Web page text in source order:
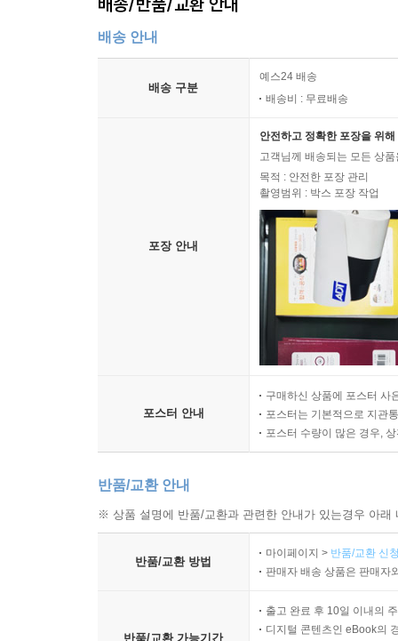
배송 안내
배송 구분
예스24 배송
배송비 : 무료배송
포장 안내
안전하고 정확한 포장을 위
고객님께 배송되는 모든 상
목적 : 안전한 포장 관리
촬영범위 : 박스 포장 작업
포스터 안내
구매하신 상품에 포스터 사
포스터는 기본적으로 지관
포스터 수량이 많은 경우,
반품/교환 안내
※ 상품 설명에 반품/교환과 관련한 안내가 있는경우 아
반품/교환 방법
마이페이지 > 반품/교환 신
판매자 배송 상품은 판매자
반품/교환 가능기간
출고 완료 후 10일 이내의
디지털 콘텐츠인 eBook의